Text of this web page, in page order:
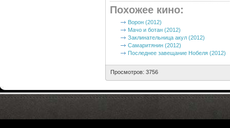
Похожее кино:
Ворон (2012)
Мачо и ботан (2012)
Заклинательница акул (2012)
Самаритянин (2012)
Последнее завещание Нобеля (2012)
Просмотров: 3756